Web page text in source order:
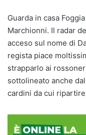
Guarda in casa
Marchionni. Il radar
acceso sul nome di
regista piace
strapparlo ai
sottolineato anche
cardini da cui